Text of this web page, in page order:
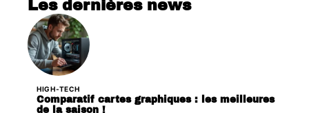
Les dernières news
HIGH-TECH
Comparatif cartes graphiques : les meilleures
de la saison !